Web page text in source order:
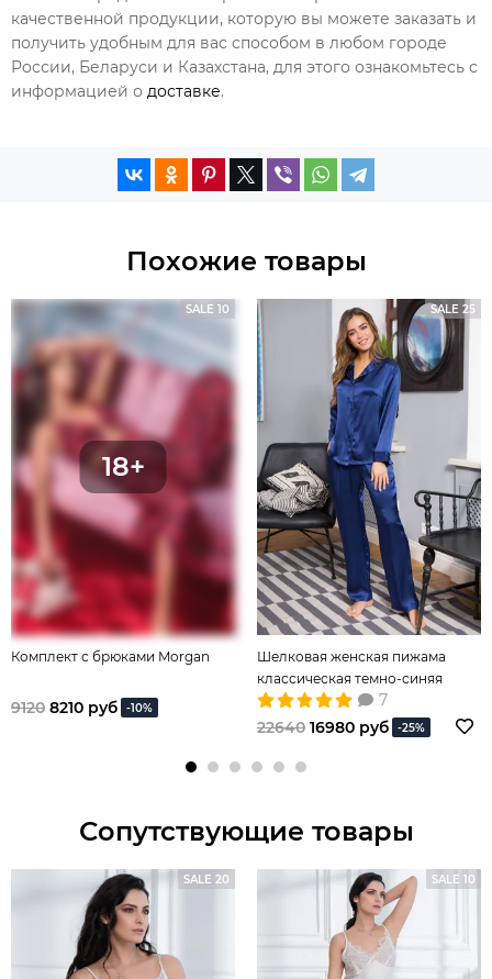
качественной продукции, которую вы можете заказать и
получить удобным для вас способом в любом городе
России, Беларуси и Казахстана, для этого ознакомьтесь с
информацией о доставке.
Похожие товары
SALE 10
Комплект с брюками Morgan
9120 8210 руб -10%
SALE 25
Шелковая женская пижама
классическая темно-синяя
7
22640 16980 руб -25%
Сопутствующие товары
SALE 20 SALE 10